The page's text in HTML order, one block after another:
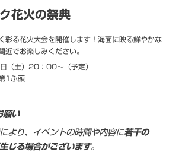
花火の祭典
彩る花火大会を開催します！海面に映る鮮やかな
近でお楽しみください。
（土）20：00〜（予定）
1ふ頭
願い
より、イベントの時間や内容に若干の
じる場合がございます。